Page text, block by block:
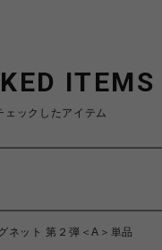
ITEMS
ェックしたアイテム
ネット 第２弾＜A＞単品